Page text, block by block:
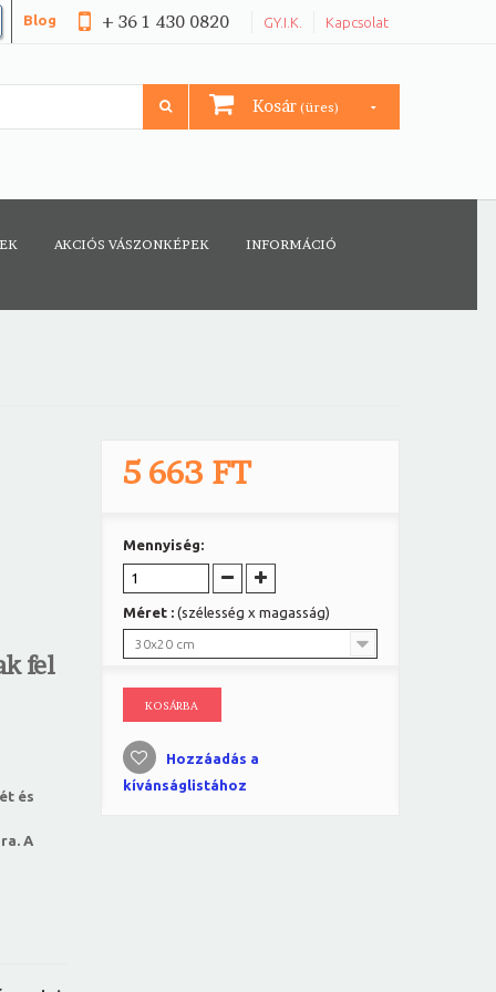
GY.I.K. Kapcsolat
+ 36 1 430 0820
Blog
Kosár (üres)
AKCIÓS VÁSZONKÉPEK INFORMÁCIÓ
fel
és
A
5 663 FT
Mennyiség:
Méret : (szélesség x magasság)
30x20 cm
KOSÁRBA
Hozzáadás a
kívánságlistához